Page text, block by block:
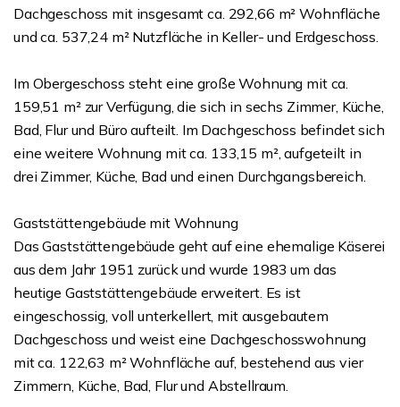
Dachgeschoss mit insgesamt ca. 292,66 m² Wohnfläche
und ca. 537,24 m² Nutzfläche in Keller- und Erdgeschoss.
Im Obergeschoss steht eine große Wohnung mit ca.
159,51 m² zur Verfügung, die sich in sechs Zimmer, Küche,
Bad, Flur und Büro aufteilt. Im Dachgeschoss befindet sich
eine weitere Wohnung mit ca. 133,15 m², aufgeteilt in
drei Zimmer, Küche, Bad und einen Durchgangsbereich.
Gaststättengebäude mit Wohnung
Das Gaststättengebäude geht auf eine ehemalige Käserei
aus dem Jahr 1951 zurück und wurde 1983 um das
heutige Gaststättengebäude erweitert. Es ist
eingeschossig, voll unterkellert, mit ausgebautem
Dachgeschoss und weist eine Dachgeschosswohnung
mit ca. 122,63 m² Wohnfläche auf, bestehend aus vier
Zimmern, Küche, Bad, Flur und Abstellraum.